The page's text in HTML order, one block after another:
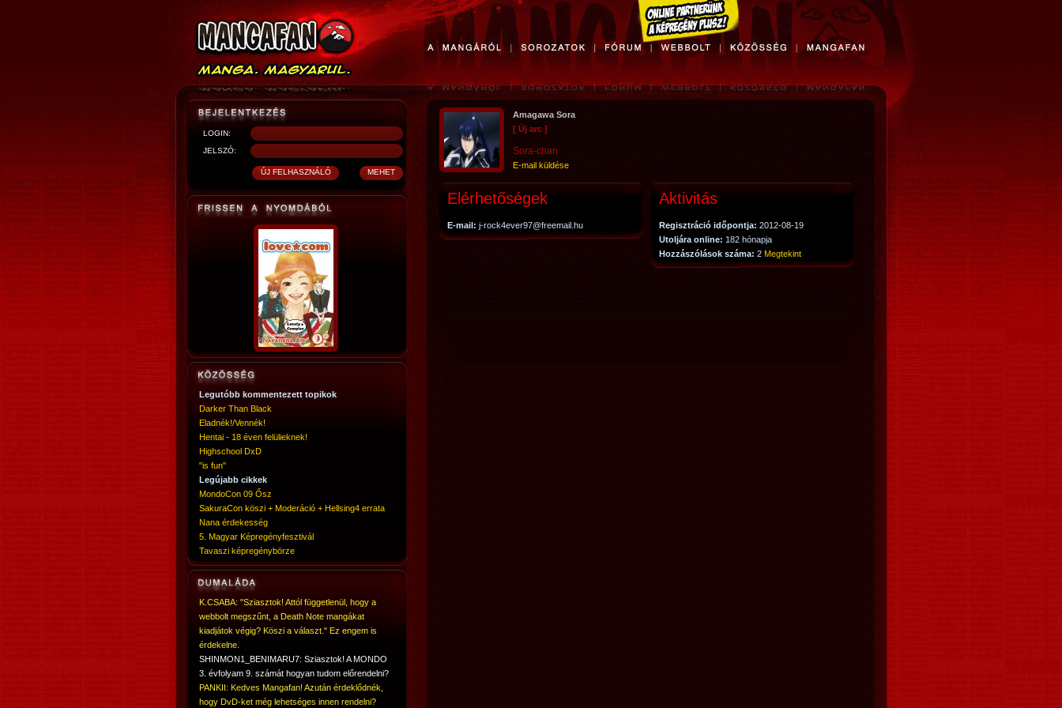
LOGIN:
JELSZÓ:
Legutóbb kommentezett topikok
Darker Than Black
Eladnék!/Vennék!
Hentai - 18 éven felülieknek!
Highschool DxD
"is fun"
Legújabb cikkek
MondoCon 09 Ősz
SakuraCon köszi + Moderáció + Hellsing4 errata
Nana érdekesség
5. Magyar Képregényfesztivál
Tavaszi képregénybörze
K.CSABA: "Sziasztok! Attól függetlenül, hogy a
webbolt megszűnt, a Death Note mangákat
kiadjátok végig? Köszi a választ." Ez engem is
érdekelne.
SHINMON1_BENIMARU7: Sziasztok! A MONDO
3. évfolyam 9. számát hogyan tudom előrendelni?
PANKII: Kedves Mangafan! Azután érdeklődnék,
hogy DvD-ket még lehetséges innen rendelni?
Amagawa Sora
[ Új arc ]
Sora-chan
E-mail küldése
Elérhetőségek
E-mail: j-rock4ever97@freemail.hu
Aktivitás
Regisztráció időpontja: 2012-08-19
Utoljára online: 182 hónapja
Hozzászólások száma: 2 Megtekint